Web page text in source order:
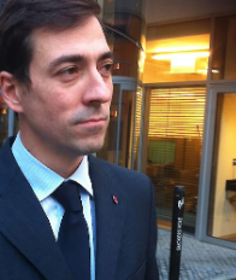
12:00 - 19:00
17:00
12:00 - 18:00
12:00 - 18:00
12:00 - 18:00
12:00 - 19:00
17:00